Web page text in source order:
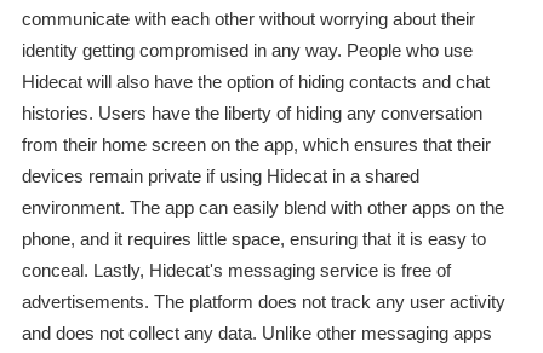
communicate with each other without worrying about their
identity getting compromised in any way. People who use
Hidecat will also have the option of hiding contacts and chat
histories. Users have the liberty of hiding any conversation
from their home screen on the app, which ensures that their
devices remain private if using Hidecat in a shared
environment. The app can easily blend with other apps on the
phone, and it requires little space, ensuring that it is easy to
conceal. Lastly, Hidecat's messaging service is free of
advertisements. The platform does not track any user activity
and does not collect any data. Unlike other messaging apps